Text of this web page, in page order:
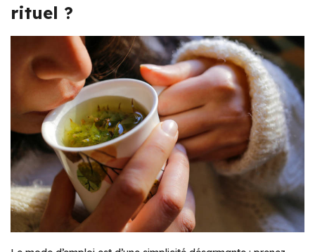
rituel ?